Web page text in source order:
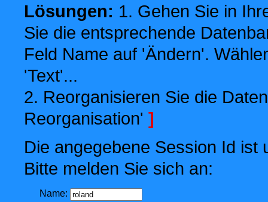
Lösungen: 1. Gehen Sie in
Sie die entsprechende
Feld Name auf 'Ändern'.
'Text'...
2. Reorganisieren Sie die
Reorganisation' ]
Die angegebene Session Id ist
Bitte melden Sie sich an:
Name: